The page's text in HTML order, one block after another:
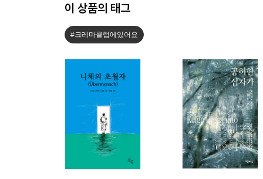
이 상품의 태그
#크레마클럽에있어요